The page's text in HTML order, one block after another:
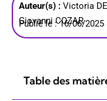
Auteur(s) : Victoria
Giovanni COZAR
Publié le : 16/06/2025
Table des